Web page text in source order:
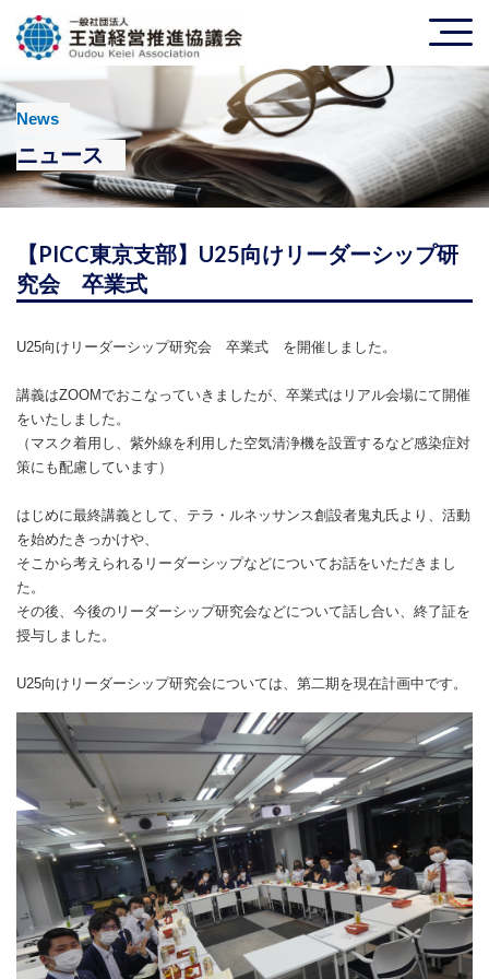
News
ニュース
【PICC東京支部】U25向けリーダーシップ研
究会 卒業式
U25向けリーダーシップ研究会 卒業式 を開催しました。
講義はZOOMでおこなっていきましたが、卒業式はリアル会場にて開催
をいたしました。
（マスク着用し、紫外線を利用した空気清浄機を設置するなど感染症対
策にも配慮しています）
はじめに最終講義として、テラ・ルネッサンス創設者鬼丸氏より、活動
を始めたきっかけや、
そこから考えられるリーダーシップなどについてお話をいただきまし
た。
その後、今後のリーダーシップ研究会などについて話し合い、終了証を
授与しました。
U25向けリーダーシップ研究会については、第二期を現在計画中です。